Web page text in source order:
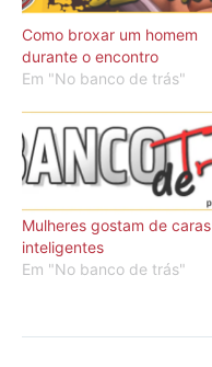
Como broxar um homem
durante o encontro
Em "No banco de trás"
Mulheres gostam de caras
inteligentes
Em "No banco de trás"